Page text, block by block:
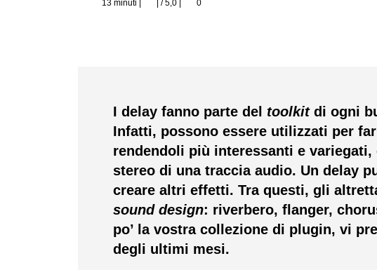
13 minuti | | / 5,0 | 0
I delay fanno parte del toolkitdi ogni
Infatti, possono essere utilizzati per
rendendoli più interessanti e variegati,
stereo di una traccia audio. Un delay
creare altri effetti. Tra questi, gli
sound design: riverbero, flanger,
po’ la vostra collezione di plugin, vi
degli ultimi mesi.